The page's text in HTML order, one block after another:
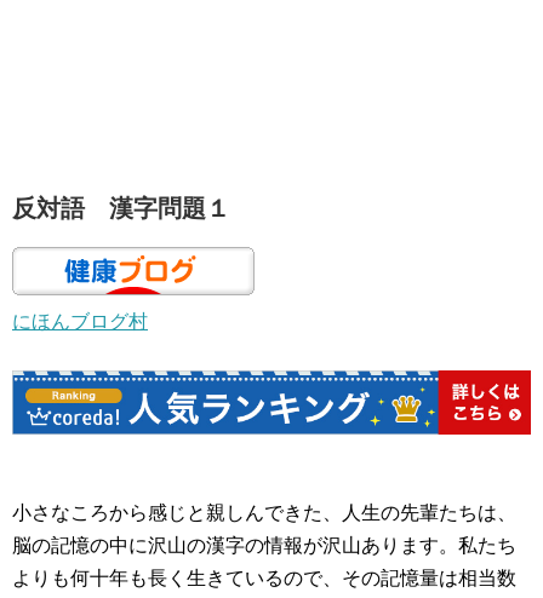
反対語 漢字問題１
にほんブログ村
小さなころから感じと親しんできた、人生の先輩たちは、
脳の記憶の中に沢山の漢字の情報が沢山あります。私たち
よりも何十年も長く生きているので、その記憶量は相当数